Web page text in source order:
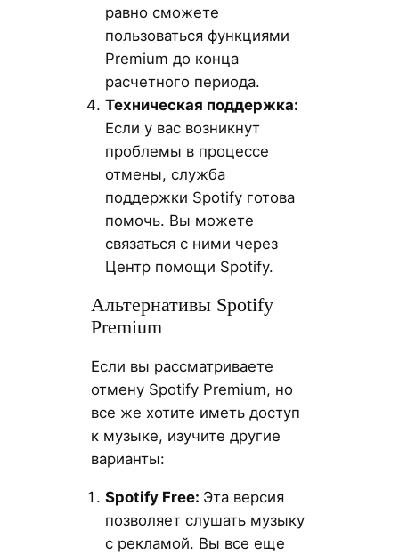
равно сможете
пользоваться функциями
Premium до конца
расчетного периода.
Техническая поддержка:
Если у вас возникнут
проблемы в процессе
отмены, служба
поддержки Spotify готова
помочь. Вы можете
связаться с ними через
Центр помощи Spotify.
Альтернативы Spotify
Premium
Если вы рассматриваете
отмену Spotify Premium, но
все же хотите иметь доступ
к музыке, изучите другие
варианты:
SpotifyFree: Эта версия
позволяет слушать музыку
с рекламой. Вы все еще